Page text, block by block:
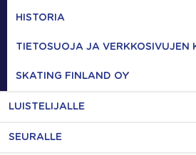
HISTORIA
TIETOSUOJA JA VERKKOSIVUJEN
SKATING FINLAND OY
LUISTELIJALLE
SEURALLE